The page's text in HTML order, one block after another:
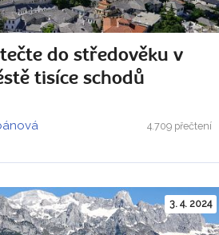
do středověku v
tisíce schodů
4.709 přečtení
3. 4. 2024